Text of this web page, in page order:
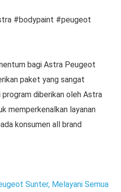
#bodypaint #peugeot
bagi Astra Peugeot
paket yang sangat
diberikan oleh Astra
memperkenalkan layanan
konsumen all brand
Sunter, Melayani Semua